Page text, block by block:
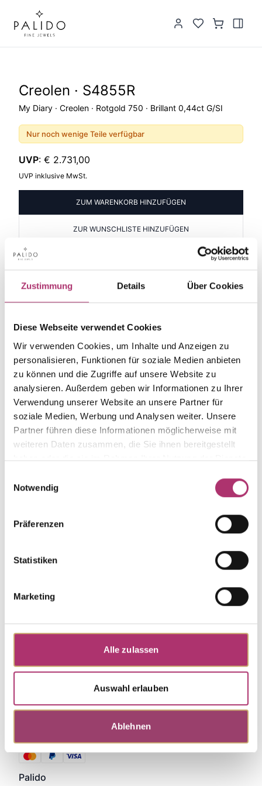
Zustimmung Details Über Cookies
Diese Webseite verwendet Cookies
Wir verwenden Cookies, um Inhalte und Anzeigen zu
personalisieren, Funktionen für soziale Medien anbieten
zu können und die Zugriffe auf unsere Website zu
analysieren. Außerdem geben wir Informationen zu Ihrer
Verwendung unserer Website an unsere Partner für
soziale Medien, Werbung und Analysen weiter. Unsere
Partner führen diese Informationen möglicherweise mit
weiteren Daten zusammen, die Sie ihnen bereitgestellt
haben oder die sie im Rahmen Ihrer Nutzung der Dienste
Notwendig
Präferenzen
Statistiken
Marketing
Alle zulassen
Auswahl erlauben
Ablehnen
Creolen · S4855R
My Diary · Creolen · Rotgold 750 · Brillant 0,44ct G/SI
Nur noch wenige Teile verfügbar
UVP: € 2.731,00
UVP inklusive MwSt.
ZUM WARENKORB HINZUFÜGEN
ZUR WUNSCHLISTE HINZUFÜGEN
PRODUKTINFORMATIONEN PRODUKTBESCHREIBUNG
Artikelgruppe
Material
-
1.41.2225.RG.750.018.0.0
9010595786082
-
Feingehalt
750
Farbe
Steinfarbe
weiß
Steinart
Diamant
Brill.
-
Palido